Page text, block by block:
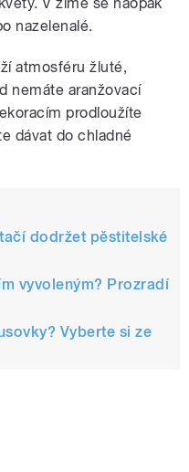
nazelenalé.
atmosféru žluté,
nemáte aranžovací
prodloužíte
dávat do chladné
dodržet pěstitelské
vyvoleným? Prozradí
Vyberte si ze